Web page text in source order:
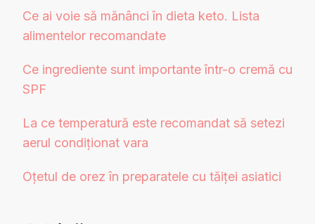
Ce ai voie să mănânci în dieta keto. Lista
alimentelor recomandate
Ce ingrediente sunt importante într-o cremă cu
SPF
La ce temperatură este recomandat să setezi
aerul condiționat vara
Oțetul de orez în preparatele cu tăiței asiatici